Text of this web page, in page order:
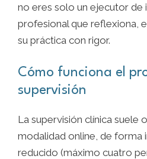
no eres solo un ejecutor de
profesional que reflexiona,
su práctica con rigor.
Cómo funciona el
supervisión
La supervisión clínica suele
modalidad online, de forma
reducido (máximo cuatro